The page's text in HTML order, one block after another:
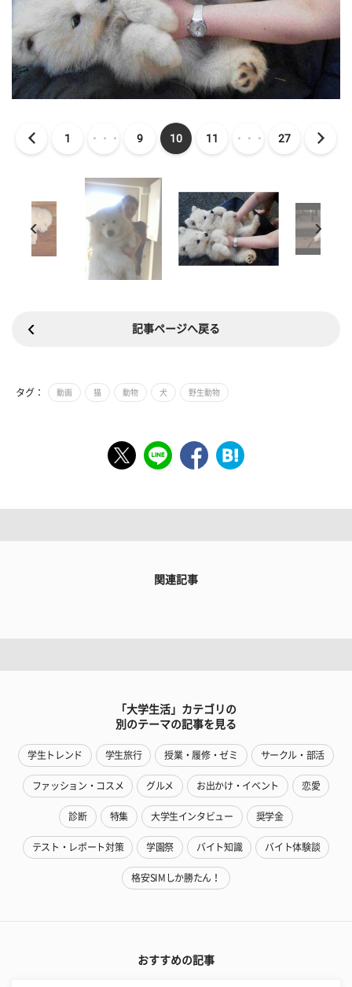
1 ・・・ 9 10 11 ・・・ 27
記事ページへ戻る
タグ： 動画 猫 動物 犬 野生動物
関連記事
「大学生活」カテゴリの
別のテーマの記事を見る
学生トレンド 学生旅行 授業・履修・ゼミ サークル・部活
ファッション・コスメ グルメ お出かけ・イベント 恋愛
診断 特集 大学生インタビュー 奨学金
テスト・レポート対策 学園祭 バイト知識 バイト体験談
格安SIMしか勝たん！
おすすめの記事